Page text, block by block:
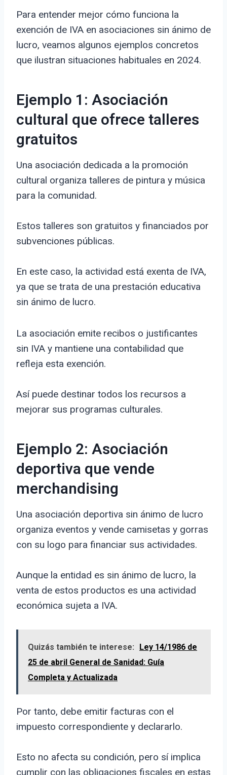
Para entender mejor cómo funciona la
exención de IVA en asociaciones sin ánimo de
lucro, veamos algunos ejemplos concretos
que ilustran situaciones habituales en 2024.
Ejemplo 1: Asociación
cultural que ofrece talleres
gratuitos
Una asociación dedicada a la promoción
cultural organiza talleres de pintura y música
para la comunidad.
Estos talleres son gratuitos y financiados por
subvenciones públicas.
En este caso, la actividad está exenta de IVA,
ya que se trata de una prestación educativa
sin ánimo de lucro.
La asociación emite recibos o justificantes
sin IVA y mantiene una contabilidad que
refleja esta exención.
Así puede destinar todos los recursos a
mejorar sus programas culturales.
Ejemplo 2: Asociación
deportiva que vende
merchandising
Una asociación deportiva sin ánimo de lucro
organiza eventos y vende camisetas y gorras
con su logo para financiar sus actividades.
Aunque la entidad es sin ánimo de lucro, la
venta de estos productos es una actividad
económica sujeta a IVA.
Quizás también te interese:
Ley 14/1986 de
25 de abril General de Sanidad: Guía
Completa y Actualizada
Por tanto, debe emitir facturas con el
impuesto correspondiente y declararlo.
Esto no afecta su condición, pero sí implica
cumplir con las obligaciones fiscales en estas